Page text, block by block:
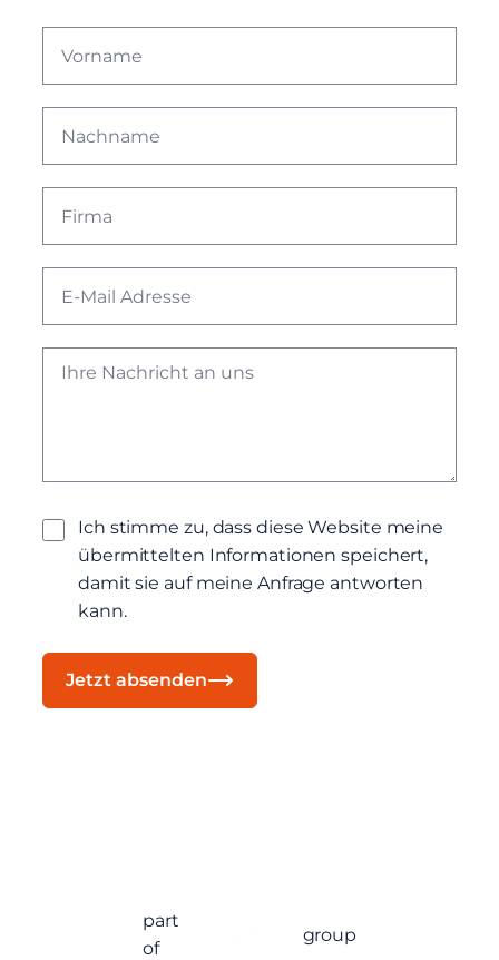
Ich stimme zu, dass diese Website meine
übermittelten Informationen speichert,
damit sie auf meine Anfrage antworten
kann.
Jetzt absenden
part
of
group